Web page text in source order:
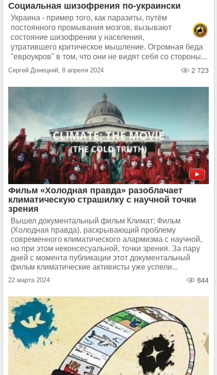
Социальная шизофрения по-украински
Украина - пример того, как паразиты, путём
постоянного промывания мозгов, вызывают
состояние шизофрении у населения,
утратившего критическое мышление. Огромная беда
"евроукров" в том, что они не видят себя со стороны...
Сергей Донецкий, 8 апреля 2024 2 723
Фильм «Холодная правда» разоблачает
климатическую страшилку с научной точки
зрения
Вышел документальный фильм Климат: Фильм
(Холодная правда), раскрывающий проблему
современного климатического алармизма с научной,
но при этом неконсесуальной, точки зрения. За пару
дней с момента публикации этот документальный
фильм климатические активисты уже успели...
22 марта 2024 844